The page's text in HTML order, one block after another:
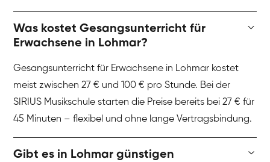
Was kostet Gesangsunterricht für
Erwachsene in Lohmar?
Gesangsunterricht für Erwachsene in Lohmar kostet
meist zwischen 27 € und 100 € pro Stunde. Bei der
SIRIUS Musikschule starten die Preise bereits bei 27 € für
45 Minuten – flexibel und ohne lange Vertragsbindung.
Gibt es in Lohmar günstigen